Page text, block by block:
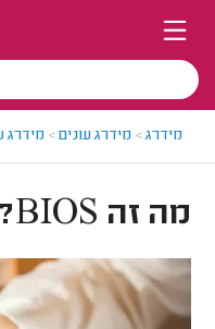
מידרג> מידרג עונים> מידרג
מה זה BIOS?